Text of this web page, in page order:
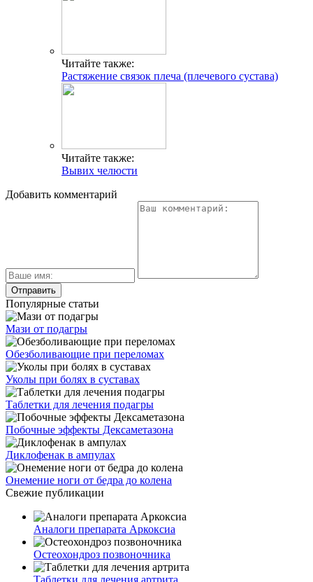
Читайте также:
Растяжение связок плеча (плечевого сустава)
Читайте также:
Вывих челюсти
Добавить комментарий
Популярные статьи
Мази от подагры
Обезболивающие при переломах
Уколы при болях в суставах
Таблетки для лечения подагры
Побочные эффекты Дексаметазона
Диклофенак в ампулах
Онемение ноги от бедра до колена
Свежие публикации
Аналоги препарата Аркоксиа
Остеохондроз позвоночника
Таблетки для лечения артрита